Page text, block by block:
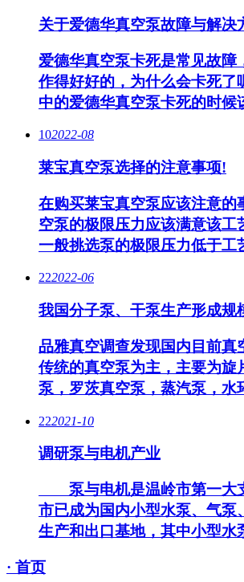
关于爱德华真空泵故障与解决
爱德华真空泵卡死是常见故障
作得好好的，为什么会卡死了
中的爱德华真空泵卡死的时候
102022-08
莱宝真空泵选择的注意事项!
在购买莱宝真空泵应该注意的
空泵的极限压力应该满意该工
一般挑选泵的极限压力低于工
222022-06
我国分子泵、干泵生产形成规
品雅真空调查发现国内目前真
传统的真空泵为主，主要为旋
泵，罗茨真空泵，蒸汽泵，水
222021-10
调研泵与电机产业
泵与电机是温岭市第一大
市已成为国内小型水泵、气泵
生产和出口基地，其中小型水
· 首页